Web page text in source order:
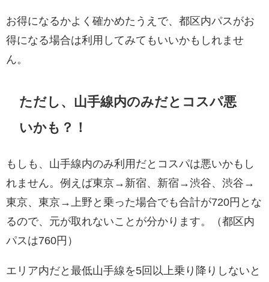
お得になるかよく確かめたうえで、都区内パスがお
得になる場合は利用してみてもいいかもしれませ
ん。
ただし、山手線内のみだとコスパ悪
いかも？！
もしも、山手線内のみ利用だとコスパは悪いかもし
れません。例えば東京→新宿、新宿→渋谷、渋谷→
東京、東京→上野と乗った場合でも合計が720円とな
るので、元が取れないことが分かります。（都区内
パスは760円）
エリア内だと最低山手線を5回以上乗り降りしないと